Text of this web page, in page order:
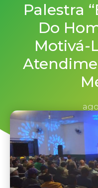
Palestra
Do
Motivá-